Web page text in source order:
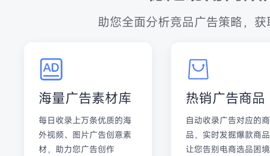
助您全面分析竞品广告策略，
海量广告素材库
每日收录上万条优质的海
外视频、图片广告创意素
材，助力您广告创作
热销广告商品
自动收录广告对应的商
品，实时发掘爆款商
让您告别电商选品困境